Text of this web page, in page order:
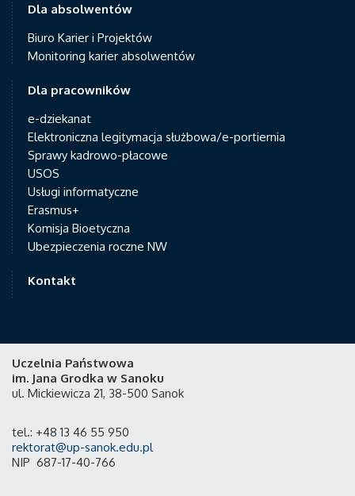
Dla absolwentów
Biuro Karier i Projektów
Monitoring karier absolwentów
Dla pracowników
e-dziekanat
Elektroniczna legitymacja służbowa/e-portiernia
Sprawy kadrowo-płacowe
USOS
Usługi informatyczne
Erasmus+
Komisja Bioetyczna
Ubezpieczenia roczne NW
Kontakt
Uczelnia Państwowa
im. Jana Grodka w Sanoku
ul. Mickiewicza 21, 38-500 Sanok
tel.: +48 13 46 55 950
rektorat@up-sanok.edu.pl
NIP 687-17-40-766